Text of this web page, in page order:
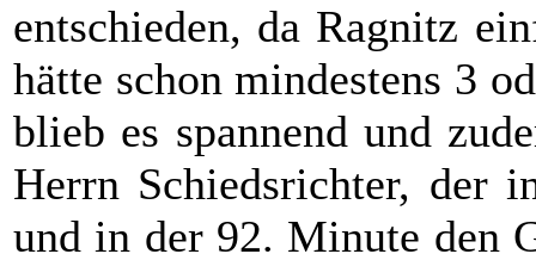
entschieden, da Ragnitz
hätte schon mindestens 3
blieb es spannend und
Herrn Schiedsrichter, der
und in der 92. Minute den